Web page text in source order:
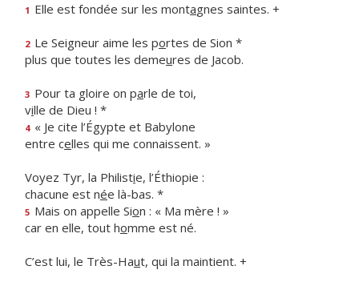
1 Elle est fondée sur les montagnes saintes. +
2 Le Seigneur aime les portes de Sion *
plus que toutes les demeures de Jacob.
3 Pour ta gloire on parle de toi,
ville de Dieu ! *
4 « Je cite l’Égypte et Babylone
entre celles qui me connaissent. »
Voyez Tyr, la Philistie, l’Éthiopie :
chacune est née là-bas. *
5 Mais on appelle Sion : « Ma mère ! »
car en elle, tout homme est né.
C’est lui, le Très-Haut, qui la maintient. +